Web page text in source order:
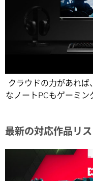
クラウドの力があれ
なノートPCもゲーミ
最新の対応作品リ